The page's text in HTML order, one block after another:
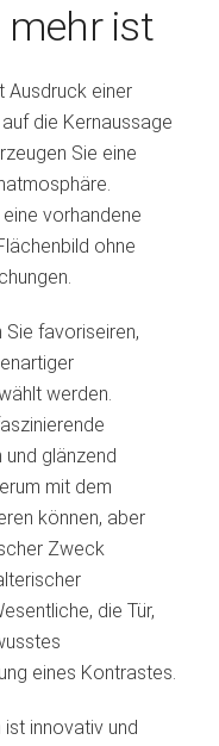
mehr ist
Ausdruck einer
auf die Kernaussage
Sie eine
eine vorhandene
ohne
Sie favoriseiren,
werden.
und glänzend
mit dem
können, aber
Zweck
die Tür,
eines Kontrastes.
ist innovativ und